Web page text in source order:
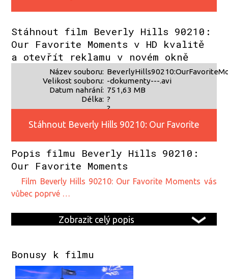
Stáhnout film Beverly Hills 90210:
Our Favorite Moments v HD kvalitě
a otevřít reklamu v novém okně
Název souboru:
Velikost souboru:
Datum nahrání:
Délka:
-dokumenty---.avi
751,63 MB
?
?
Stáhnout Beverly Hills 90210: Our Favorite
Moments v HD kvalitě
Popis filmu Beverly Hills 90210:
Our Favorite Moments
film Beverly Hills 90210: Our Favorite Moments vás
vůbec poprvé …
Zobrazit celý popis
Bonusy k filmu